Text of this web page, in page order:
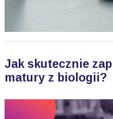
Jak skutecznie
matury z biologii?